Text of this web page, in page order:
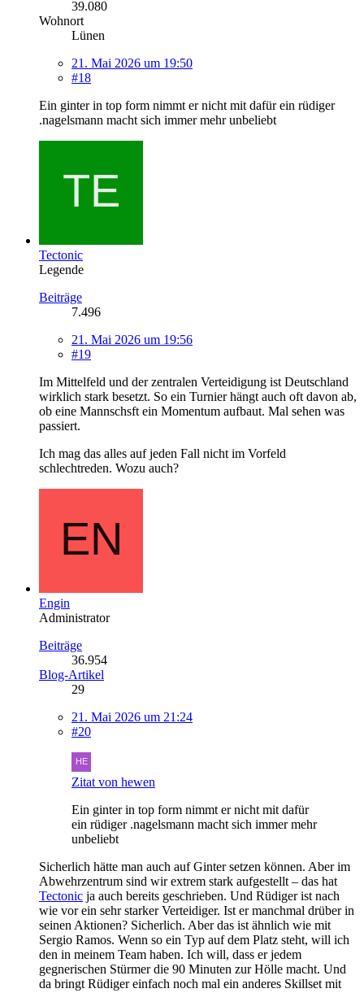
39.080
Wohnort
Lünen
21. Mai 2026 um 19:50
#18
Ein ginter in top form nimmt er nicht mit dafür ein rüdiger
.nagelsmann macht sich immer mehr unbeliebt
Tectonic
Legende
Beiträge
7.496
21. Mai 2026 um 19:56
#19
Im Mittelfeld und der zentralen Verteidigung ist Deutschland
wirklich stark besetzt. So ein Turnier hängt auch oft davon ab,
ob eine Mannschsft ein Momentum aufbaut. Mal sehen was
passiert.
Ich mag das alles auf jeden Fall nicht im Vorfeld
schlechtreden. Wozu auch?
Engin
Administrator
Beiträge
36.954
Blog-Artikel
29
21. Mai 2026 um 21:24
#20
Zitat von hewen
Ein ginter in top form nimmt er nicht mit dafür
ein rüdiger .nagelsmann macht sich immer mehr
unbeliebt
Sicherlich hätte man auch auf Ginter setzen können. Aber im
Abwehrzentrum sind wir extrem stark aufgestellt – das hat
Tectonic ja auch bereits geschrieben. Und Rüdiger ist nach
wie vor ein sehr starker Verteidiger. Ist er manchmal drüber in
seinen Aktionen? Sicherlich. Aber das ist ähnlich wie mit
Sergio Ramos. Wenn so ein Typ auf dem Platz steht, will ich
den in meinem Team haben. Ich will, dass er jedem
gegnerischen Stürmer die 90 Minuten zur Hölle macht. Und
da bringt Rüdiger einfach noch mal ein anderes Skillset mit